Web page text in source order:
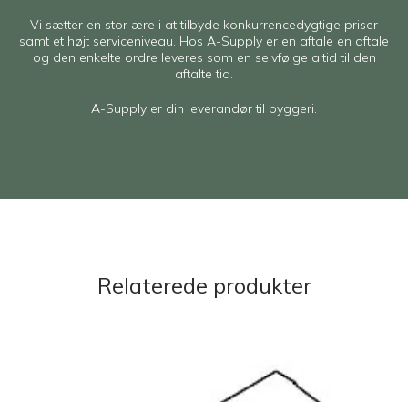
Vi sætter en stor ære i at tilbyde konkurrencedygtige priser
samt et højt serviceniveau. Hos A-Supply er en aftale en aftale
og den enkelte ordre leveres som en selvfølge altid til den
aftalte tid.
A-Supply er din leverandør til byggeri.
Relaterede produkter